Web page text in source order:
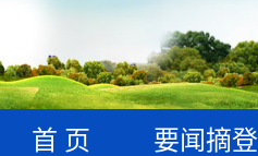
首 页 要闻摘登